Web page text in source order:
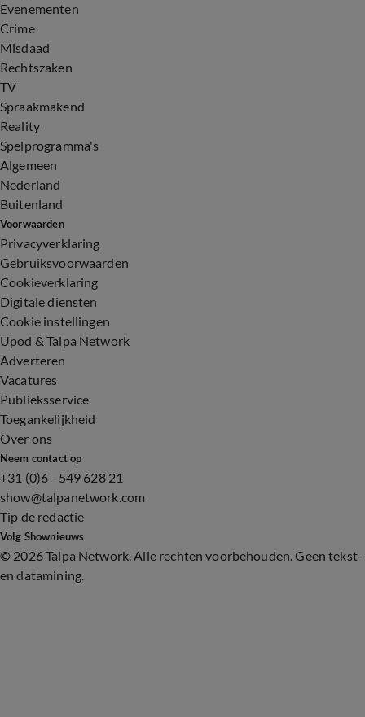
Evenementen
Crime
Misdaad
Rechtszaken
TV
Spraakmakend
Reality
Spelprogramma's
Algemeen
Nederland
Buitenland
Voorwaarden
Privacyverklaring
Gebruiksvoorwaarden
Cookieverklaring
Digitale diensten
Cookie instellingen
Upod & Talpa Network
Adverteren
Vacatures
Publieksservice
Toegankelijkheid
Over ons
Neem contact op
+31 (0)6 - 549 628 21
show@talpanetwork.com
Tip de redactie
Volg Shownieuws
© 2026 Talpa Network. Alle rechten voorbehouden. Geen tekst-
en datamining.